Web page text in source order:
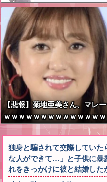
【悲報】菊地亜美さん、マレ
ｗｗｗｗｗｗｗｗｗｗｗｗｗ
独身と騙されて交際していた
な人ができて…」と子供に暴
れをきっかけに彼と結婚した